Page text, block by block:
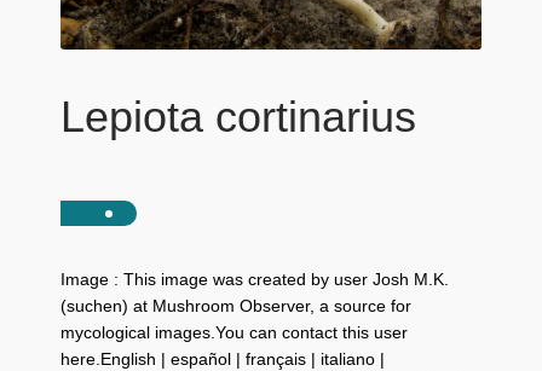
Lepiota cortinarius
Image : This image was created by user Josh M.K.
(suchen) at Mushroom Observer, a source for
mycological images.You can contact this user
here.English | español | français | italiano |